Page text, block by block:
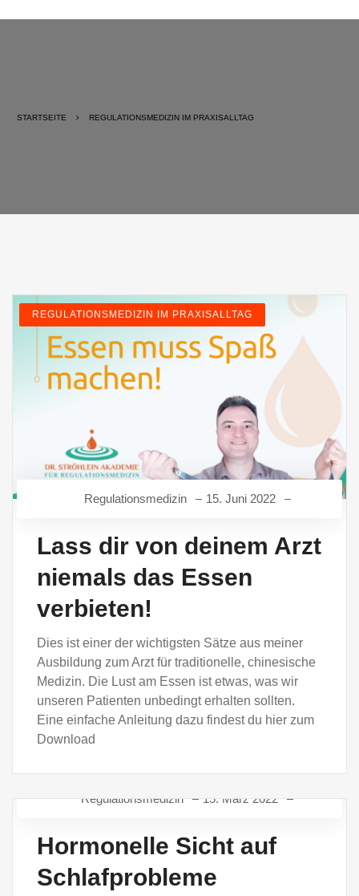
STARTSEITE REGULATIONSMEDIZIN IM PRAXISALLTAG
REGULATIONSMEDIZIN IM PRAXISALLTAG
Regulationsmedizin 15. Juni 2022
Lass dir von deinem Arzt
niemals das Essen
verbieten!
Dies ist einer der wichtigsten Sätze aus meiner
Ausbildung zum Arzt für traditionelle, chinesische
Medizin. Die Lust am Essen ist etwas, was wir
unseren Patienten unbedingt erhalten sollten.
Eine einfache Anleitung dazu findest du hier zum
Download
Regulationsmedizin 15. März 2022
Hormonelle Sicht auf
Schlafprobleme